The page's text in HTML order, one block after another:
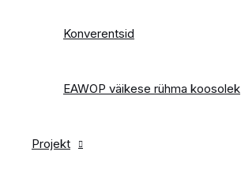
Konverentsid
EAWOP väikese rühma koosolek
Projekt